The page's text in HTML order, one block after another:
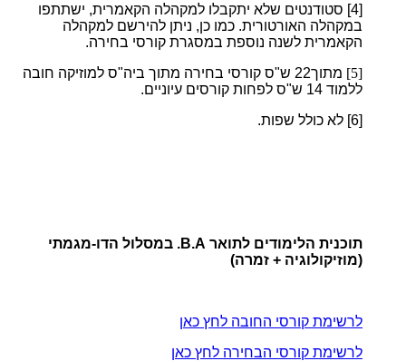
[4]
סטודנטים שלא יתקבלו למקהלה הקאמרית, ישתתפו
במקהלה האורטורית. כמו כן, ניתן להירשם למקהלה
הקאמרית לשנה נוספת במסגרת קורסי בחירה.
[5]
מתוך22 ש"ס קורסי בחירה מתוך ביה"ס למוזיקה חובה
ללמוד 14 ש"ס לפחות קורסים עיוניים.
[6]
לא כולל שפות.
תוכנית הלימודים לתואר B.A. במסלול הדו-מגמתי
(מוזיקולוגיה + זמרה)
לרשימת קורסי החובה לחץ כאן
לרשימת קורסי הבחירה לחץ כאן